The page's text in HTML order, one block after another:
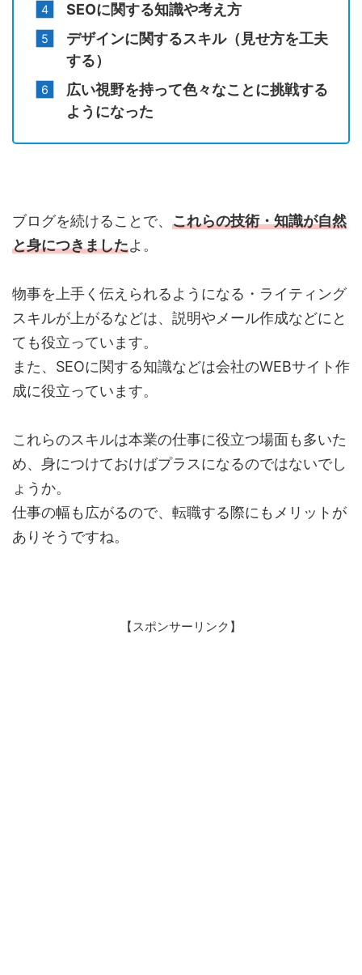
SEOに関する知識や考え方
デザインに関するスキル（見せ方を工夫
する）
広い視野を持って色々なことに挑戦する
ようになった
ブログを続けることで、 これらの技術・知識が自然
と身につきましたよ。
物事を上手く伝えられるようになる・ライティング
スキルが上がるなどは、説明やメール作成などにと
ても役立っています。
また、SEOに関する知識などは会社のWEBサイト作
成に役立っています。
これらのスキルは本業の仕事に役立つ場面も多いた
め、身につけておけばプラスになるのではないでし
ょうか。
仕事の幅も広がるので、転職する際にもメリットが
ありそうですね。
【スポンサーリンク】